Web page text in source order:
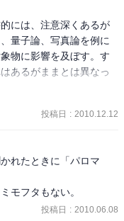
には、注意深くあるが
量子論、写真論を例に
物に影響を及ぼす。す
あるがままとは異なっ
説的にではあるが、観
れる。つまり、観察し
及ぼしうるということ
るのか、更なる広がり
可能性を指摘すること
投稿日 : 2010.12.12
れたときに「パロマ
モフタもない。
投稿日 : 2010.06.08